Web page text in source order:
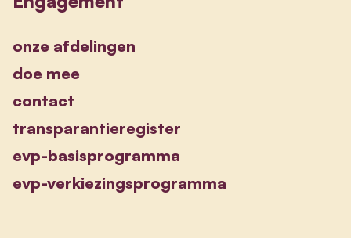
onze afdelingen
doe mee
contact
transparantieregister
evp-basisprogramma
evp-verkiezingsprogramma